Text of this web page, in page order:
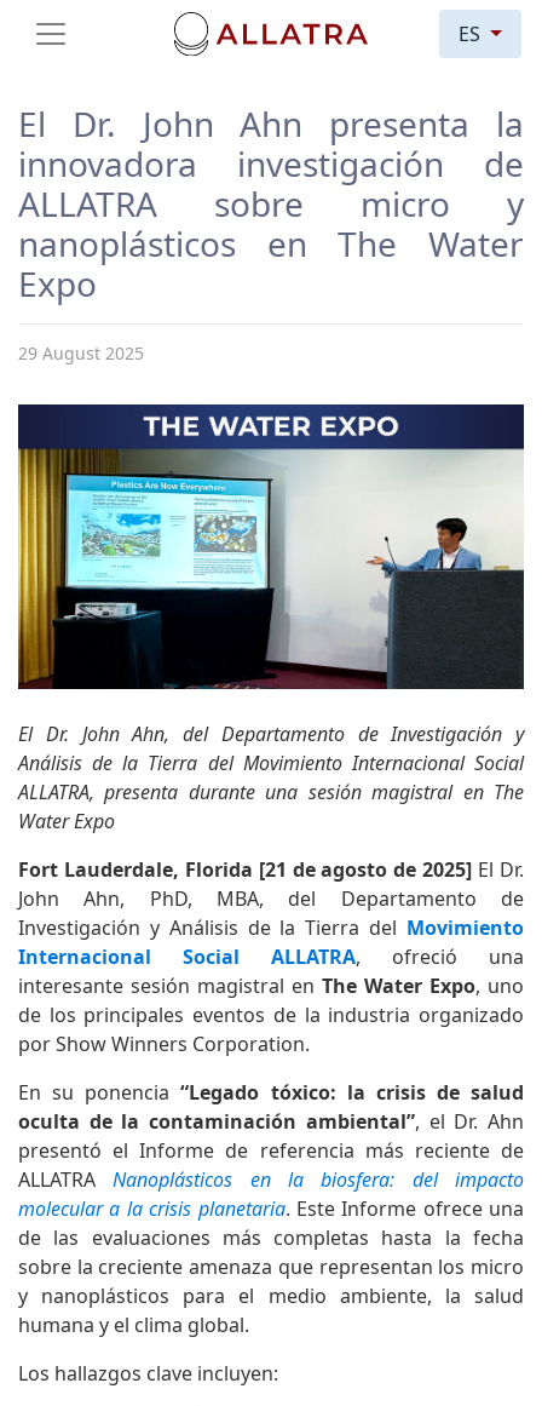
ES
El Dr. John Ahn presenta la
innovadora investigación de
ALLATRA sobre micro y
nanoplásticos en The Water
Expo
29 August 2025
El Dr. John Ahn, del Departamento de Investigación y
Análisis de la Tierra del Movimiento Internacional Social
ALLATRA, presenta durante una sesión magistral en The
Water Expo
Fort Lauderdale, Florida [21 de agosto de 2025] El Dr.
John Ahn, PhD, MBA, del Departamento de
Investigación y Análisis de la Tierra del Movimiento
Internacional Social ALLATRA, ofreció una
interesante sesión magistral en The Water Expo, uno
de los principales eventos de la industria organizado
por Show Winners Corporation.
En su ponencia“Legado tóxico: la crisis de salud
oculta de la contaminación ambiental”, el Dr. Ahn
presentó el Informe de referencia más reciente de
ALLATRANanoplásticos en la biosfera: del impacto
molecular a la crisis planetaria. Este Informe ofrece una
de las evaluaciones más completas hasta la fecha
sobre la creciente amenaza que representan los micro
y nanoplásticos para el medio ambiente, la salud
humana y el clima global.
Los hallazgos clave incluyen: